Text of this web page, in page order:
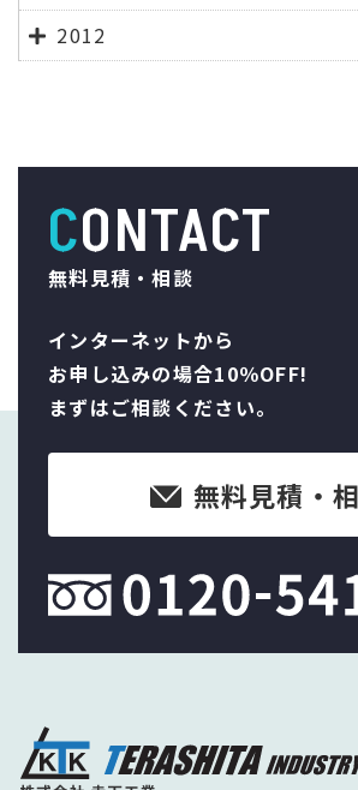
2012
CONTACT
無料見積・相談
インターネットから
お申し込みの場合10％OFF!
まずはご相談ください。
無料見積・